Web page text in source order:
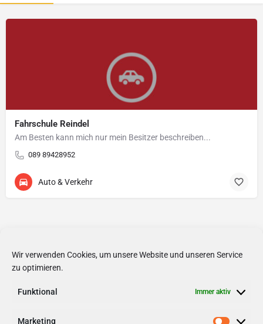
Wir verwenden Cookies, um unsere Website und unseren Service
zu optimieren.
Funktional Immer aktiv
Marketing
Fahrschule Reindel
Am Besten kann mich nur mein Besitzer beschreiben...
089 89428952
Auto & Verkehr